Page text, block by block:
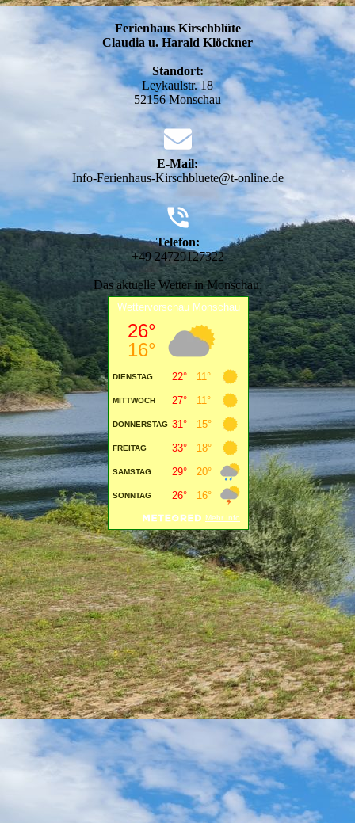
Ferienhaus Kirschblüte
Claudia u. Harald Klöckner
Standort:
Leykaulstr. 18
52156 Monschau
E-Mail:
Info-Ferienhaus-Kirschbluete@t-online.de
Telefon:
+49 24729127322
Das aktuelle Wetter in Monschau: